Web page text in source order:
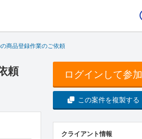
商品登録作業のご依頼
頼
ログインして参加
この案件を複製する
クライアント情報